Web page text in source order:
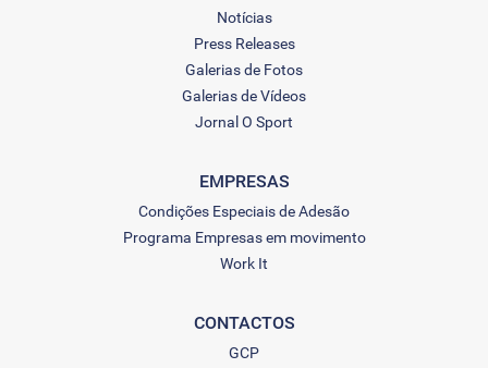
Notícias
Press Releases
Galerias de Fotos
Galerias de Vídeos
Jornal O Sport
EMPRESAS
Condições Especiais de Adesão
Programa Empresas em movimento
Work It
CONTACTOS
GCP